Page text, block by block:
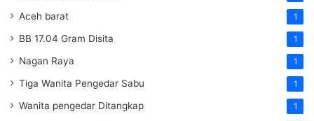
Aceh barat 1
BB 17.04 Gram Disita 1
Nagan Raya 1
Tiga Wanita Pengedar Sabu 1
Wanita pengedar Ditangkap 1